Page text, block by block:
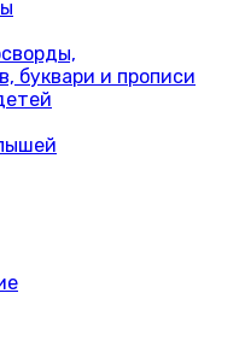
буквари и прописи